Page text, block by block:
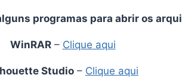
programas para abrir os
WinRAR– Clique aqui
Studio – Clique aqui